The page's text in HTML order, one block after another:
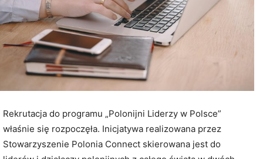
Rekrutacja do programu „Polonijni Liderzy w Polsce”
właśnie się rozpoczęła. Inicjatywa realizowana przez
Stowarzyszenie Polonia Connect skierowana jest do